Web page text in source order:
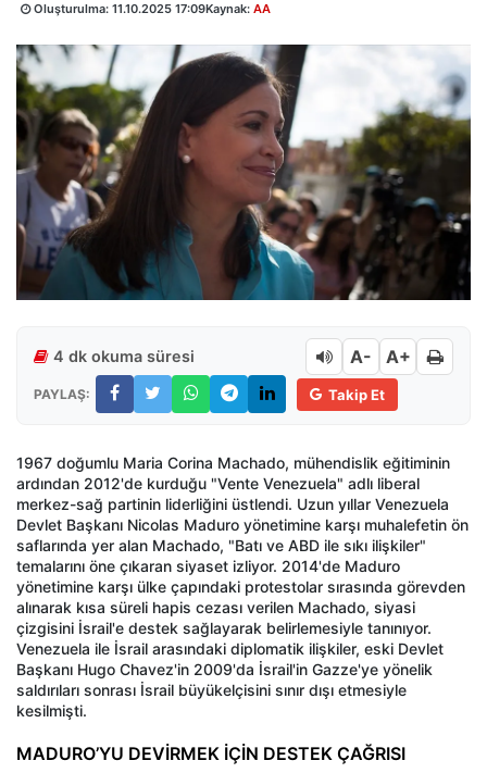
Oluşturulma: 11.10.2025 17:09Kaynak: AA
4 dk okuma süresi A- A+
PAYLAŞ: Takip Et
1967 doğumlu Maria Corina Machado, mühendislik eğitiminin
ardından 2012'de kurduğu "Vente Venezuela" adlı liberal
merkez-sağ partinin liderliğini üstlendi. Uzun yıllar Venezuela
Devlet Başkanı Nicolas Maduro yönetimine karşı muhalefetin ön
saflarında yer alan Machado, "Batı ve ABD ile sıkı ilişkiler"
temalarını öne çıkaran siyaset izliyor. 2014'de Maduro
yönetimine karşı ülke çapındaki protestolar sırasında görevden
alınarak kısa süreli hapis cezası verilen Machado, siyasi
çizgisini İsrail'e destek sağlayarak belirlemesiyle tanınıyor.
Venezuela ile İsrail arasındaki diplomatik ilişkiler, eski Devlet
Başkanı Hugo Chavez'in 2009'da İsrail'in Gazze'ye yönelik
saldırıları sonrası İsrail büyükelçisini sınır dışı etmesiyle
kesilmişti.
MADURO’YU DEVİRMEK İÇİN DESTEK ÇAĞRISI